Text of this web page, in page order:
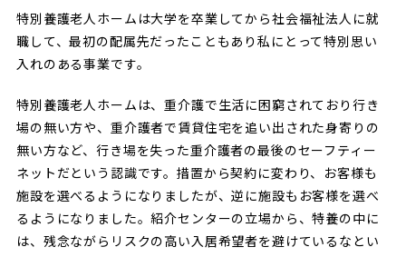
特別養護老人ホームは大学を卒業してから社会福祉法人に就
職して、最初の配属先だったこともあり私にとって特別思い
入れのある事業です。
特別養護老人ホームは、重介護で生活に困窮されており行き
場の無い方や、重介護者で賃貸住宅を追い出された身寄りの
無い方など、行き場を失った重介護者の最後のセーフティー
ネットだという認識です。措置から契約に変わり、お客様も
施設を選べるようになりましたが、逆に施設もお客様を選べ
るようになりました。紹介センターの立場から、特養の中に
は、残念ながらリスクの高い入居希望者を避けているなとい